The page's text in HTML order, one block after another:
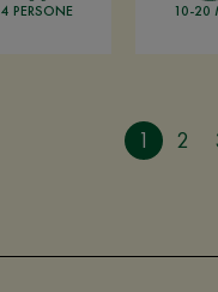
4 PERSONE 10-20
1 2